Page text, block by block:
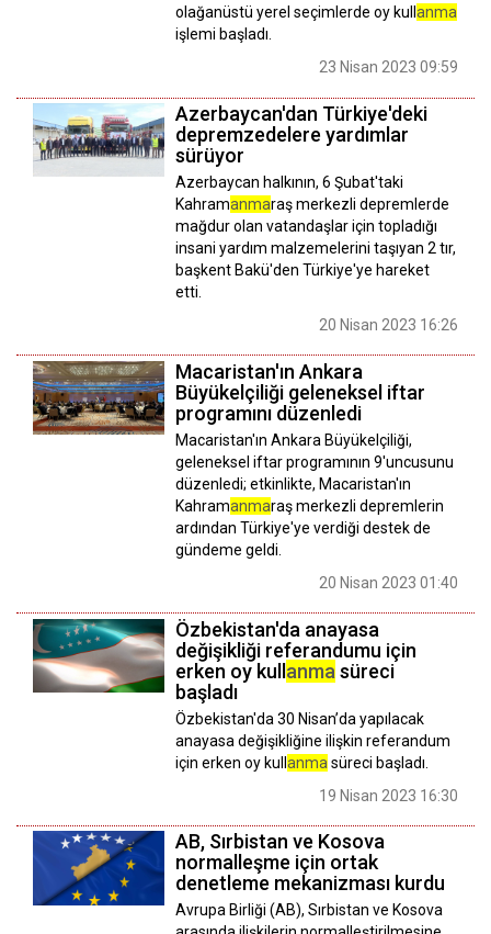
olağanüstü yerel seçimlerde oy kull anma
işlemi başladı.
23 Nisan 2023 09:59
Azerbaycan'dan Türkiye'deki
depremzedelere yardımlar
sürüyor
Azerbaycan halkının, 6 Şubat'taki
Kahramanmaraş merkezli depremlerde
mağdur olan vatandaşlar için topladığı
insani yardım malzemelerini taşıyan 2 tır,
başkent Bakü'den Türkiye'ye hareket
etti.
20 Nisan 2023 16:26
Macaristan'ın Ankara
Büyükelçiliği geleneksel iftar
programını düzenledi
Macaristan'ın Ankara Büyükelçiliği,
geleneksel iftar programının 9'uncusunu
düzenledi; etkinlikte, Macaristan'ın
Kahramanmaraş merkezli depremlerin
ardından Türkiye'ye verdiği destek de
gündeme geldi.
20 Nisan 2023 01:40
Özbekistan'da anayasa
değişikliği referandumu için
erken oy kullanma süreci
başladı
Özbekistan'da 30 Nisan’da yapılacak
anayasa değişikliğine ilişkin referandum
için erken oy kullanma süreci başladı.
19 Nisan 2023 16:30
AB, Sırbistan ve Kosova
normalleşme için ortak
denetleme mekanizması kurdu
Avrupa Birliği (AB), Sırbistan ve Kosova